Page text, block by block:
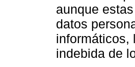
aunque
datos
informáticos,
indebida de